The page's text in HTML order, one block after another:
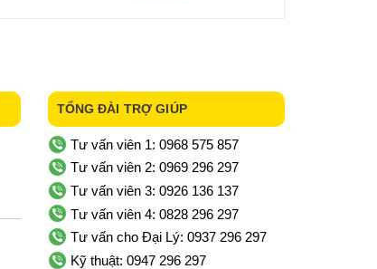
TỔNG ĐÀI TRỢ GIÚP
Tư vấn viên 1: 0968 575 857
Tư vấn viên 2: 0969 296 297
Tư vấn viên 3: 0926 136 137
Tư vấn viên 4: 0828 296 297
Tư vấn cho Đại Lý: 0937 296 297
Kỹ thuật: 0947 296 297